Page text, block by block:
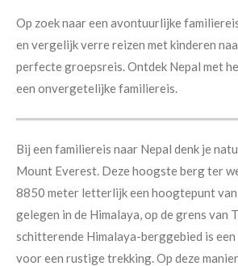
Op zoek naar een avontuurlijke
en vergelijk verre reizen met kinderen
perfecte groepsreis. Ontdek Nepal met
een onvergetelijke familiereis.
Bij een familiereis naar Nepal denk je
Mount Everest. Deze hoogste berg ter
8850 meter letterlijk een hoogtepunt van
gelegen in de Himalaya, op de grens van
schitterende Himalaya-berggebied is
voor een rustige trekking. Op deze